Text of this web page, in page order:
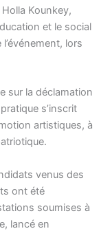
Kounkey,
et le social
lors
sur la déclamation
s’inscrit
artistiques, à
venus des
ont été
soumises à
lancé en